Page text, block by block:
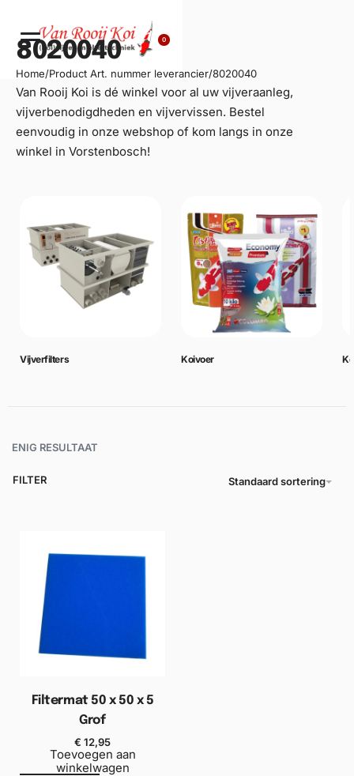
0
8020040
Home/Product Art. nummer leverancier/8020040
Van Rooij Koi is dé winkel voor al uw vijveraanleg,
vijverbenodigdheden en vijvervissen. Bestel
eenvoudig in onze webshop of kom langs in onze
winkel in Vorstenbosch!
Vijverfilters Koivoer
ENIG RESULTAAT
Standaard sortering
FILTER
Filtermat 50 x 50 x 5
Grof
€ 12,95
Toevoegen aan
winkelwagen